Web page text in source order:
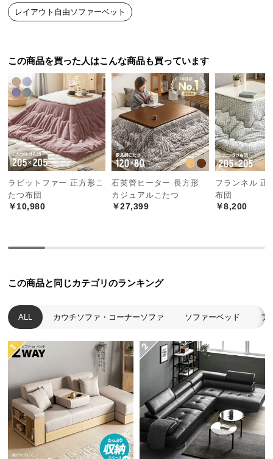
つ
梱
設
置
サ
ー
ビ
ス
に
つ
い
経
て
返
品・
キ
ャ
ン
セ
安心してくつろげる高さ
座面の高さは約15㎝ 。足を伸ばしてくつろげるほ
か、お子さまのいる家庭にもぴったりです。
座面高さ 約15㎝
空間を広く見せるロースタイル
ローソファは目線が低くなるため天井が高く感じら
れ、空間を広く見せることができます。
レイアウト自由ソファーベット
この商品を買った人はこんな商品も買っています
ラビットファー 正方形こ
たつ布団
￥10,980
石英管ヒーター 長方形
カジュアルこたつ
￥27,399
フランネル 正
布団
￥8,200
この商品と同じカテゴリのランキング
ALL カウチソファ・コーナーソファ ソファーベッド フ